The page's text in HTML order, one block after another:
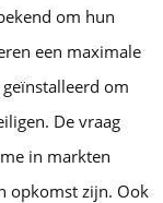
om hun
een maximale
om
De vraag
in markten
opkomst zijn. Ook